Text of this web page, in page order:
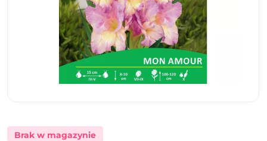
Brak w magazynie